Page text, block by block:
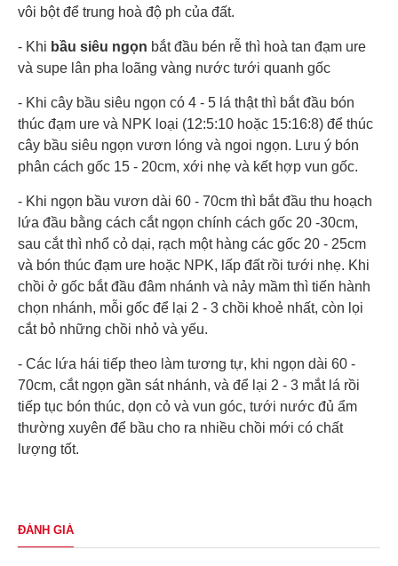
vôi bột để trung hoà độ ph của đất.
- Khi bầu siêu ngọn bắt đầu bén rễ thì hoà tan đạm ure
và supe lân pha loãng vàng nước tưới quanh gốc
- Khi cây bầu siêu ngọn có 4 - 5 lá thật thì bắt đầu bón
thúc đạm ure và NPK loại (12:5:10 hoặc 15:16:8) để thúc
cây bầu siêu ngọn vươn lóng và ngoi ngọn. Lưu ý bón
phân cách gốc 15 - 20cm, xới nhẹ và kết hợp vun gốc.
- Khi ngọn bầu vươn dài 60 - 70cm thì bắt đầu thu hoạch
lứa đầu bằng cách cắt ngọn chính cách gốc 20 -30cm,
sau cắt thì nhổ cỏ dại, rạch một hàng các gốc 20 - 25cm
và bón thúc đạm ure hoặc NPK, lấp đất rồi tưới nhẹ. Khi
chồi ở gốc bắt đầu đâm nhánh và nảy mầm thì tiến hành
chọn nhánh, mỗi gốc để lại 2 - 3 chồi khoẻ nhất, còn lọi
cắt bỏ những chồi nhỏ và yếu.
- Các lứa hái tiếp theo làm tương tự, khi ngọn dài 60 -
70cm, cắt ngọn gần sát nhánh, và để lại 2 - 3 mắt lá rồi
tiếp tục bón thúc, dọn cỏ và vun góc, tưới nước đủ ẩm
thường xuyên để bầu cho ra nhiều chồi mới có chất
lượng tốt.
ĐÁNH GIÁ